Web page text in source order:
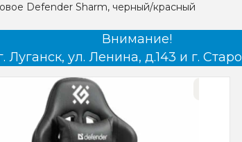
Defender Sharm, черный/красный
Внимание!
ул. Ленина, д.143 и г.